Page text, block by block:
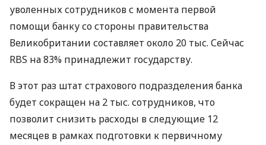
уволенных сотрудников с момента первой
помощи банку со стороны правительства
Великобритании составляет около 20 тыс. Сейчас
RBS на 83% принадлежит государству.
В этот раз штат страхового подразделения банка
будет сокращен на 2 тыс. сотрудников, что
позволит снизить расходы в следующие 12
месяцев в рамках подготовки к первичному